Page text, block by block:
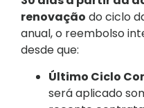
renovação do ciclo
anual, o reembolso
desde que:
Último Ciclo
será aplicado